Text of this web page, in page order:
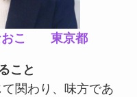
おこ 東京都
こと
関わり、味方であ